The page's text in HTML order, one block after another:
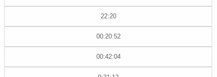
22:20
00:20:52
00:42:04